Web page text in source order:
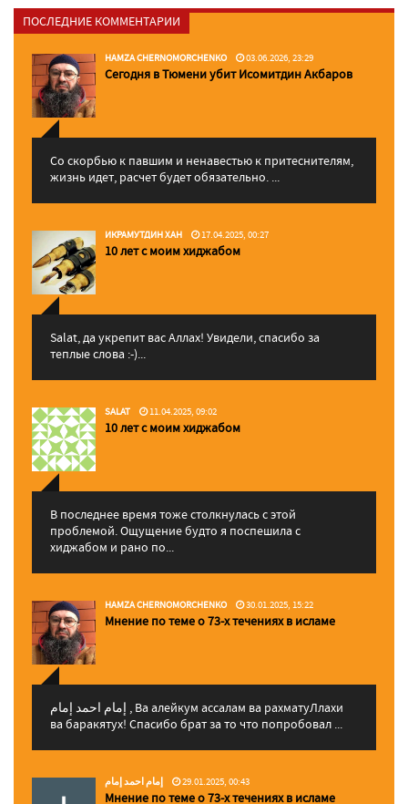
ПОСЛЕДНИЕ КОММЕНТАРИИ
HAMZA CHERNOMORCHENKO 03.06.2026, 23:29
Сегодня в Тюмени убит Исомитдин Акбаров
Со скорбью к павшим и ненавестью к притеснителям,
жизнь идет, расчет будет обязательно. ...
ИКРАМУТДИН ХАН 17.04.2025, 00:27
10 лет с моим хиджабом
Salat, да укрепит вас Аллаx! Увидели, спасибо за
теплые слова :-)...
SALAT 11.04.2025, 09:02
10 лет с моим хиджабом
В последнее время тоже столкнулась с этой
проблемой. Ощущение будто я поспешила с
хиджабом и рано по...
HAMZA CHERNOMORCHENKO 30.01.2025, 15:22
Мнение по теме о 73-х течениях в исламе
إمام احمد إمام , Ва алейкум ассалам ва рахматуЛлахи
ва баракятух! Спасибо брат за то что попробовал ...
إمام احمد إمام 29.01.2025, 00:43
Мнение по теме о 73-х течениях в исламе